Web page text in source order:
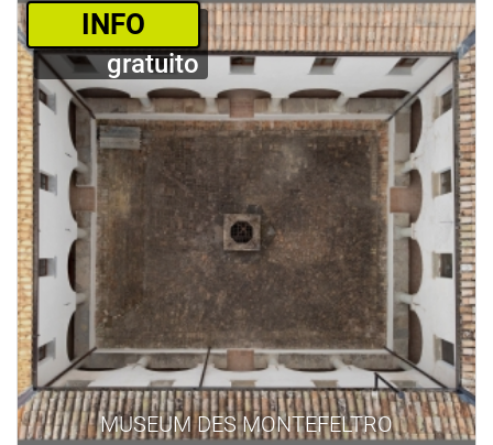
MUSEUM DES MONTEFELTRO
­INFO
gratuito